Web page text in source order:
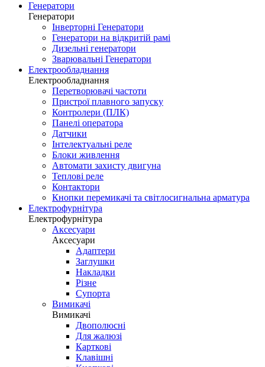
Генератори
Генератори
Інверторні Генератори
Генератори на відкритій рамі
Дизельні генератори
Зварювальні Генератори
Електрообладнання
Електрообладнання
Перетворювачі частоти
Пристрої плавного запуску
Контролери (ПЛК)
Панелі оператора
Датчики
Інтелектуальні реле
Блоки живлення
Автомати захисту двигуна
Теплові реле
Контактори
Кнопки перемикачі та світлосигнальна арматура
Електрофурнітура
Електрофурнітура
Аксесуари
Аксесуари
Адаптери
Заглушки
Накладки
Різне
Супорта
Вимикачі
Вимикачі
Двополюсні
Для жалюзі
Карткові
Клавішні